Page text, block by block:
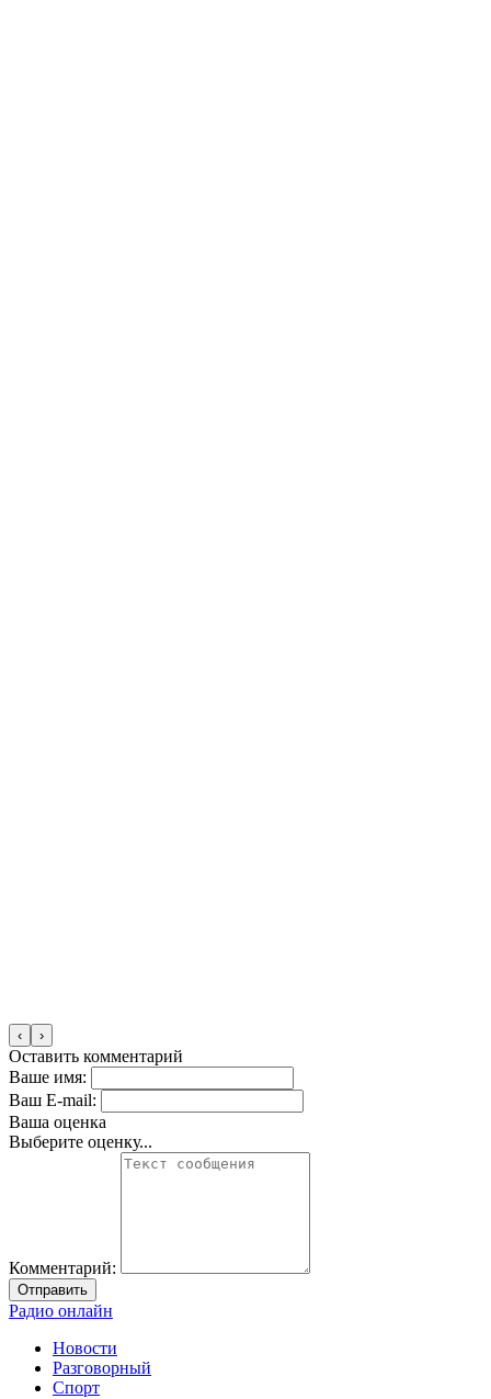
‹ ›
Оставить комментарий
Ваше имя:
Ваш E-mail:
Ваша оценка
Выберите оценку...
Комментарий:
Отправить
Радио онлайн
Новости
Разговорный
Спорт